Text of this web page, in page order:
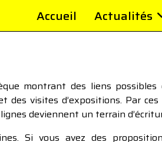
Accueil Actualités
montrant des liens
visites d’expositions. Par
deviennent un terrain
Si vous avez des